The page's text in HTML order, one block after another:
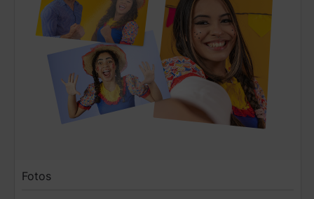
Fotos